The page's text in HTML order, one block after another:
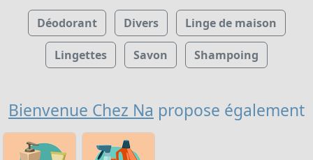
Déodorant Divers Linge de maison
Lingettes Savon Shampoing
Bienvenue Chez Na propose également